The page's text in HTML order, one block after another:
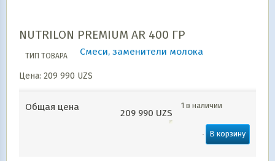
NUTRILON PREMIUM AR 400 ГР
ТИП ТОВАРА Смеси, заменители молока
Цена: 209 990 UZS
Общая цена
209 990 UZS
1 в наличии
В корзину